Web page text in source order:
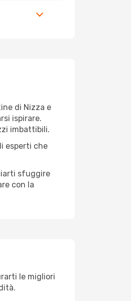
di Nizza e
ispirare.
imbattibili.
esperti che
sfuggire
con la
le migliori